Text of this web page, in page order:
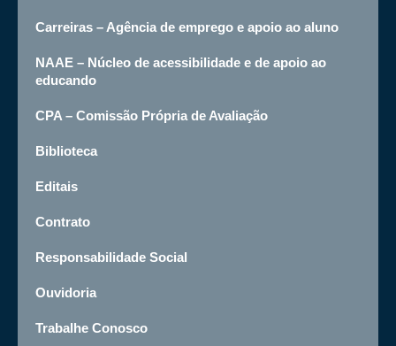
Carreiras – Agência de emprego e apoio ao aluno
NAAE – Núcleo de acessibilidade e de apoio ao
educando
CPA – Comissão Própria de Avaliação
Biblioteca
Editais
Contrato
Responsabilidade Social
Ouvidoria
Trabalhe Conosco